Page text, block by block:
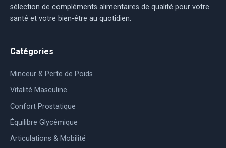
sélection de compléments alimentaires de qualité pour votre
santé et votre bien-être au quotidien.
Catégories
Minceur & Perte de Poids
Vitalité Masculine
Confort Prostatique
Équilibre Glycémique
Articulations & Mobilité